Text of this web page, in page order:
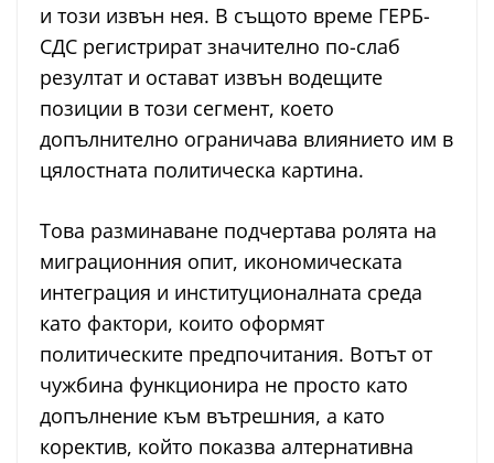
и този извън нея. В същото време ГЕРБ-
СДС регистрират значително по-слаб
резултат и остават извън водещите
позиции в този сегмент, което
допълнително ограничава влиянието им в
цялостната политическа картина.
Това разминаване подчертава ролята на
миграционния опит, икономическата
интеграция и институционалната среда
като фактори, които оформят
политическите предпочитания. Вотът от
чужбина функционира не просто като
допълнение към вътрешния, а като
коректив, който показва алтернативна